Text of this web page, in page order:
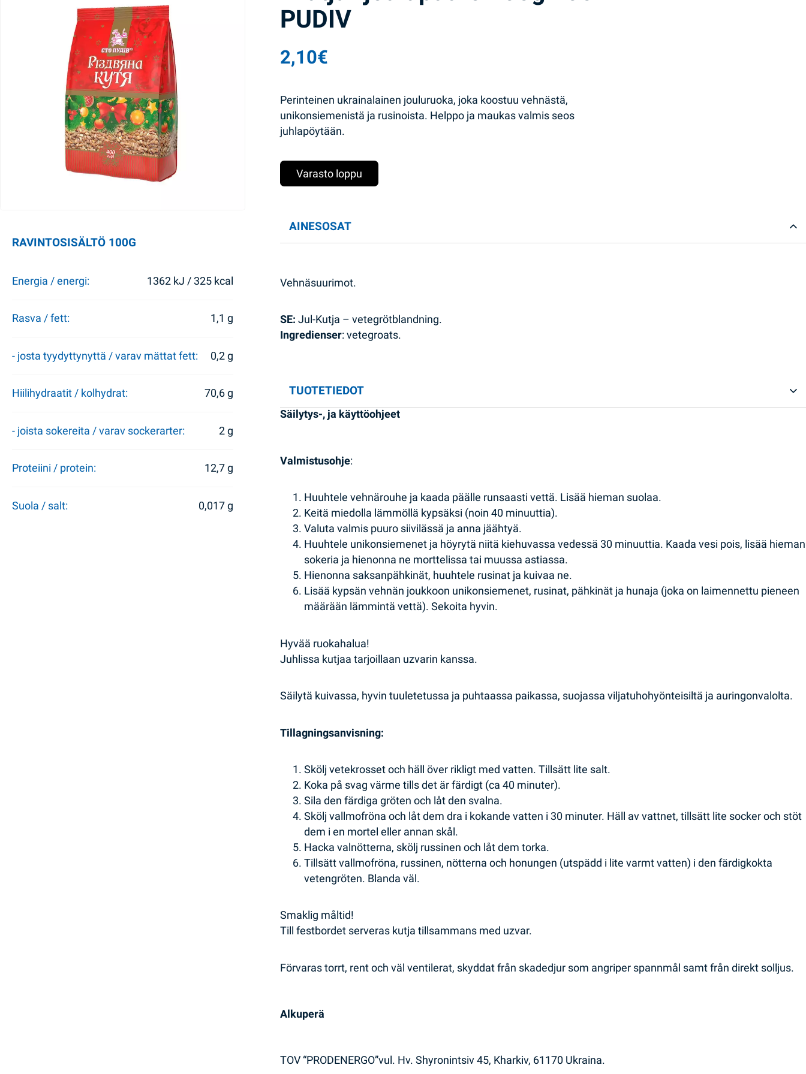
PUDIV
2,10€
Perinteinen ukrainalainen jouluruoka, joka koostuu vehnästä,
unikonsiemenistä ja rusinoista. Helppo ja maukas valmis seos
juhlapöytään.
Varasto loppu
RAVINTOSISÄLTÖ 100G
Energia / energi: 1362 kJ / 325 kcal
Rasva / fett: 1,1 g
- josta tyydyttynyttä / varav mättat fett: 0,2 g
Hiilihydraatit / kolhydrat: 70,6 g
- joista sokereita / varav sockerarter: 2 g
Proteiini / protein: 12,7 g
Suola / salt: 0,017 g
AINESOSAT
Vehnäsuurimot.
SE:Jul-Kutja – vetegrötblandning.
Ingredienser: vetegroats.
TUOTETIEDOT
Säilytys-, ja käyttöohjeet
Valmistusohje:
Huuhtele vehnärouhe ja kaada päälle runsaasti vettä. Lisää hieman suolaa.
Keitä miedolla lämmöllä kypsäksi (noin 40 minuuttia).
Valuta valmis puuro siivilässä ja anna jäähtyä.
Huuhtele unikonsiemenet ja höyrytä niitä kiehuvassa vedessä 30 minuuttia. Kaada vesi pois, lisää hieman
sokeria ja hienonna ne morttelissa tai muussa astiassa.
Hienonna saksanpähkinät, huuhtele rusinat ja kuivaa ne.
Lisää kypsän vehnän joukkoon unikonsiemenet, rusinat, pähkinät ja hunaja (joka on laimennettu pieneen
määrään lämmintä vettä). Sekoita hyvin.
Hyvää ruokahalua!
Juhlissa kutjaa tarjoillaan uzvarin kanssa.
Säilytä kuivassa, hyvin tuuletetussa ja puhtaassa paikassa, suojassa viljatuhohyönteisiltä ja auringonvalolta.
Tillagningsanvisning:
Skölj vetekrosset och häll över rikligt med vatten. Tillsätt lite salt.
Koka på svag värme tills det är färdigt (ca 40 minuter).
Sila den färdiga gröten och låt den svalna.
Skölj vallmofröna och låt dem dra i kokande vatten i 30 minuter. Häll av vattnet, tillsätt lite socker och stöt
dem i en mortel eller annan skål.
Hacka valnötterna, skölj russinen och låt dem torka.
Tillsätt vallmofröna, russinen, nötterna och honungen (utspädd i lite varmt vatten) i den färdigkokta
vetengröten. Blanda väl.
Smaklig måltid!
Till festbordet serveras kutja tillsammans med uzvar.
Förvaras torrt, rent och väl ventilerat, skyddat från skadedjur som angriper spannmål samt från direkt solljus.
Alkuperä
TOV “PRODENERGO”vul. Hv. Shyronintsiv 45, Kharkiv, 61170 Ukraina.